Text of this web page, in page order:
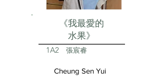
《我最愛的
水果》
1A2 張宸睿
Cheung Sen Yui